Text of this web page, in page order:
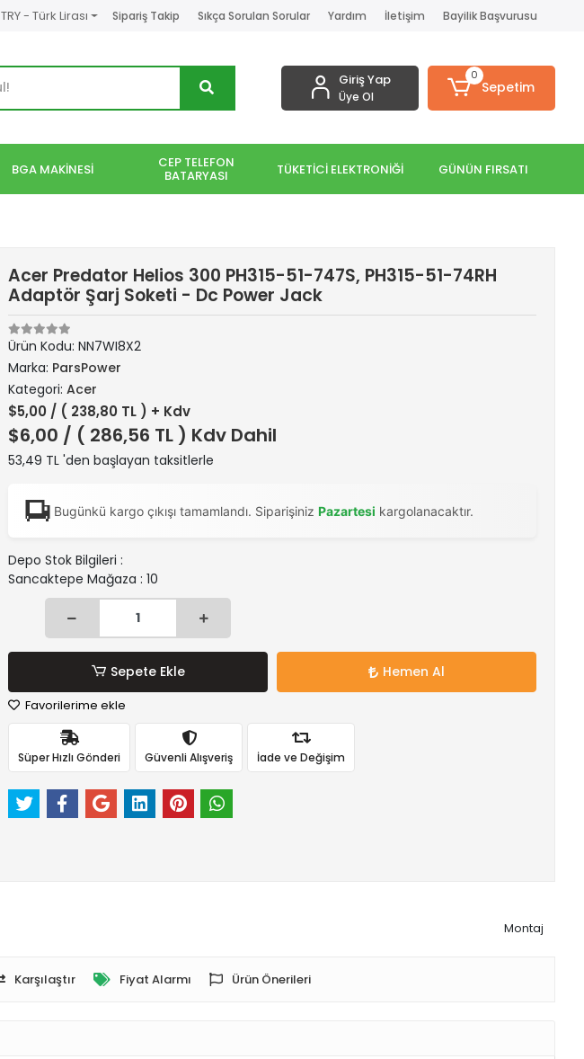
TRY - Türk Lirası Sipariş Takip Sıkça Sorulan Sorular Yardım İletişim Bayilik Başvurusu
Giriş Yap
Üye Ol
0
Sepetim
BGA MAKİNESİ CEP TELEFON
BATARYASI TÜKETİCİ ELEKTRONİĞİ GÜNÜN FIRSATI
Acer Predator Helios 300 PH315-51-747S, PH315-51-74RH
Adaptör Şarj Soketi - Dc Power Jack
Ürün Kodu: NN7WI8X2
Marka: ParsPower
Kategori: Acer
$5,00 / ( 238,80 TL ) + Kdv
$6,00 / ( 286,56 TL ) Kdv Dahil
53,49 TL 'den başlayan taksitlerle
Bugünkü kargo çıkışı tamamlandı. Siparişiniz Pazartesi kargolanacaktır.
Depo Stok Bilgileri :
Sancaktepe Mağaza : 10
Sepete Ekle Hemen Al
Favorilerime ekle
Süper Hızlı Gönderi Güvenli Alışveriş İade ve Değişim
Montaj
Karşılaştır Fiyat Alarmı Ürün Önerileri